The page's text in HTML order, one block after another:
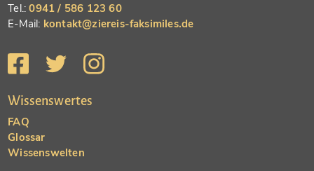
Tel.:0941 / 586 123 60
E-Mail: kontakt@ziereis-faksimiles.de
Wissenswertes
FAQ
Glossar
Wissenswelten